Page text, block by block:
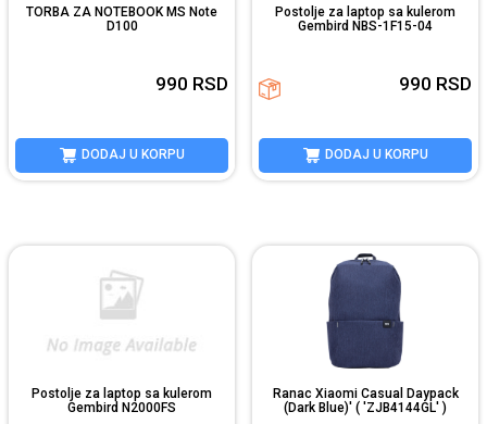
TORBA ZA NOTEBOOK MS Note
D100
990 RSD
DODAJ U KORPU
Postolje za laptop sa kulerom
Gembird NBS-1F15-04
990 RSD
DODAJ U KORPU
Postolje za laptop sa kulerom
Gembird N2000FS
Ranac Xiaomi Casual Daypack
(Dark Blue)' ( 'ZJB4144GL' )